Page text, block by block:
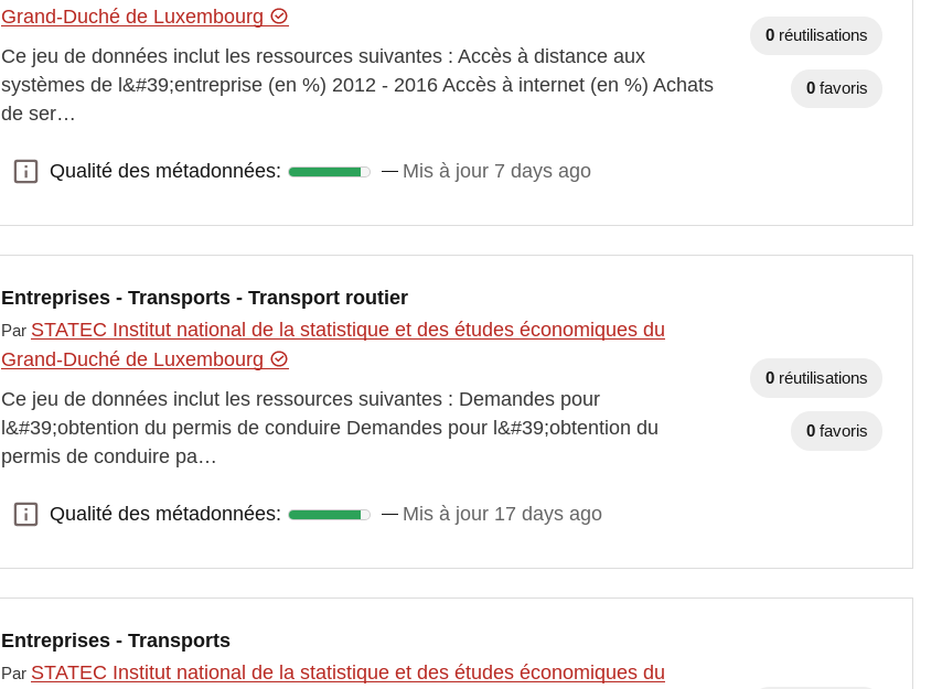
Grand-Duché de Luxembourg
Ce jeu de données inclut les ressources suivantes : Accès à distance aux
systèmes de l&#39;entreprise (en %) 2012 - 2016 Accès à internet (en %) Achats
de ser…
Qualité des métadonnées:
Qualité des métadonnées: Mis à jour 7 days ago
0 réutilisations
0 favoris
Entreprises - Transports - Transport routier
Par STATEC Institut national de la statistique et des études économiques du
Grand-Duché de Luxembourg
Ce jeu de données inclut les ressources suivantes : Demandes pour
l&#39;obtention du permis de conduire Demandes pour l&#39;obtention du
permis de conduire pa…
Qualité des métadonnées:
Qualité des métadonnées: Mis à jour 17 days ago
0 réutilisations
0 favoris
Entreprises - Transports
Par STATEC Institut national de la statistique et des études économiques du